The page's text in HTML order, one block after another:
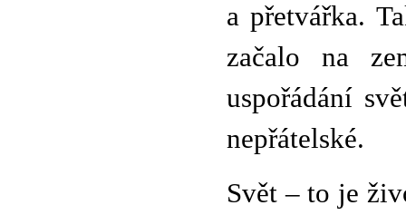
a přetvářka.
začalo na
uspořádání
nepřátelské.
Svět – to je